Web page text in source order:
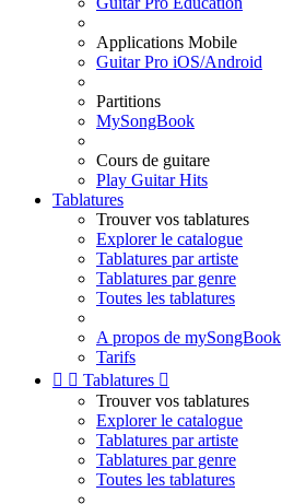
Applications Mobile
Guitar Pro iOS/Android
Partitions
MySongBook
Cours de guitare
Play Guitar Hits
Tablatures
Trouver vos tablatures
Explorer le catalogue
Tablatures par artiste
Tablatures par genre
Toutes les tablatures
A propos de mySongBook
Tarifs
  Tablatures 
Trouver vos tablatures
Explorer le catalogue
Tablatures par artiste
Tablatures par genre
Toutes les tablatures